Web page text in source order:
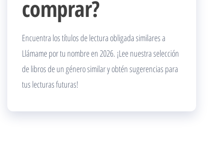
comprar?
Encuentra los títulos de lectura obligada similares a
Llámame por tu nombre en 2026. ¡Lee nuestra selección
de libros de un género similar y obtén sugerencias para
tus lecturas futuras!